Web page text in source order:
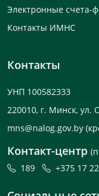
Электронные счета-
Контакты ИМНС
Контакты
УНП 100582333
220010, г. Минск, ул.
mns@nalog.gov.by
Контакт-центр
189
+375 17